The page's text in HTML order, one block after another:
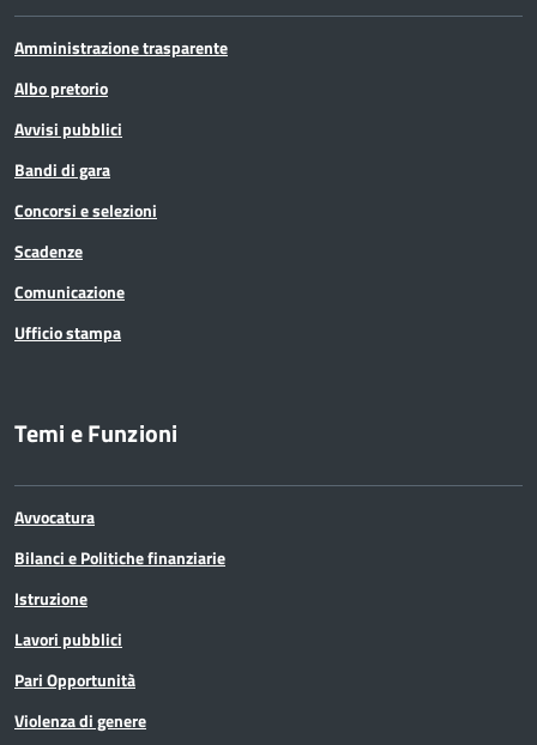
Amministrazione trasparente
Albo pretorio
Avvisi pubblici
Bandi di gara
Concorsi e selezioni
Scadenze
Comunicazione
Ufficio stampa
Temi e Funzioni
Avvocatura
Bilanci e Politiche finanziarie
Istruzione
Lavori pubblici
Pari Opportunità
Violenza di genere